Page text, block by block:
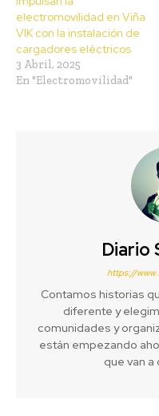
electromovilidad en Viña
VIK con la instalación de
cargadores eléctricos
3 Abril, 2025
En "Electromovilidad"
Diario
https://
Contamos historias
diferente y
comunidades y
están empezando
que van a